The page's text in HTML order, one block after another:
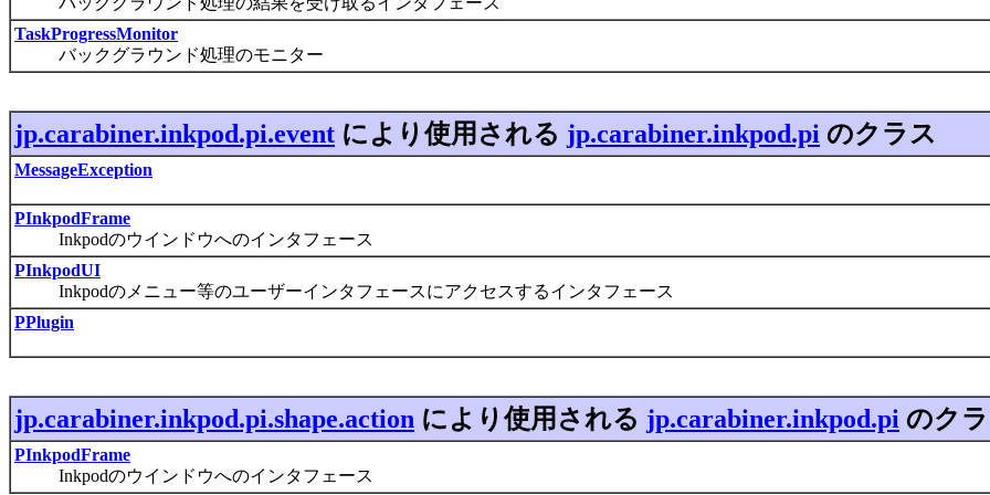
TaskProgressMonitor
バックグラウンド処理のモニター
jp.carabiner.inkpod.pi.event により使用される jp.carabiner.inkpod.pi のクラス
MessageException
PInkpodFrame
Inkpodのウインドウへのインタフェース
PInkpodUI
Inkpodのメニュー等のユーザーインタフェースにアクセスするインタフェース
PPlugin
jp.carabiner.inkpod.pi.shape.action により使用される jp.carabiner.inkpod.pi のク
PInkpodFrame
Inkpodのウインドウへのインタフェース